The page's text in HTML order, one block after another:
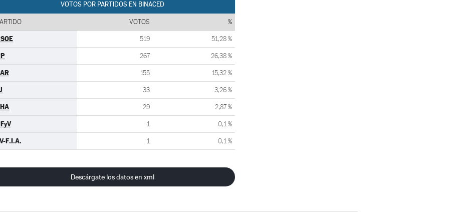
VOTOS POR PARTIDOS EN BINACED
VOTOS %
519 51,28 %
267 26,38 %
155 15,32 %
33 3,26 %
29 2,87 %
1 0,1 %
F.I.A. 1 0,1 %
Descárgate los datos en xml